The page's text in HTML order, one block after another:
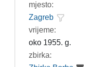
mjesto:
Zagreb
vrijeme:
oko 1955. g.
zbirka: